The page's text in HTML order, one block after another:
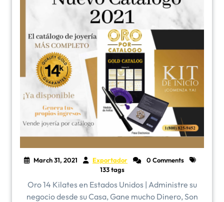
March 31, 2021 Exportador
0 Comments
133 tags
Oro 14 Kilates en Estados Unidos | Administre su
negocio desde su Casa, Gane mucho Dinero, Son